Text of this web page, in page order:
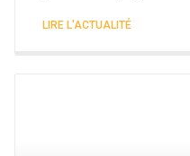
LIRE L'ACTUALITÉ